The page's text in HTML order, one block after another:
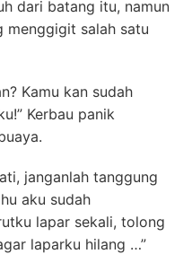
dari batang itu, namun
menggigit salah satu
Kamu kan sudah
Kerbau panik
janganlah tanggung
aku sudah
lapar sekali, tolong
laparku hilang …”